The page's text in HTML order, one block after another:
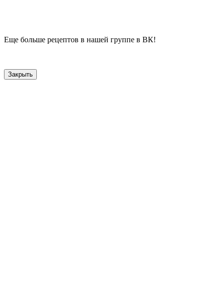
Еще больше рецептов в нашей группе в ВК!
Закрыть